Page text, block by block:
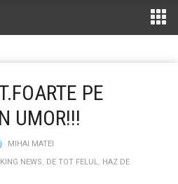
PE
UMOR!!!
MIHAI MATEI
NEWS, DE TOT FELUL, HAZ DE